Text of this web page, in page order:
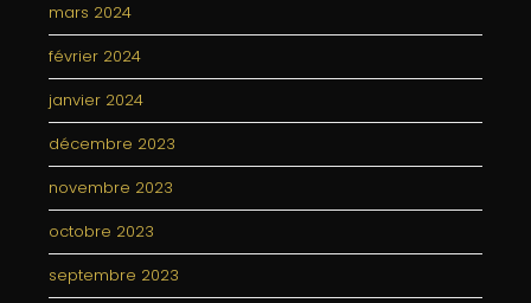
mars 2024
février 2024
janvier 2024
décembre 2023
novembre 2023
octobre 2023
septembre 2023